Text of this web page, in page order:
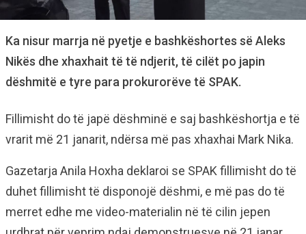
Ka nisur marrja në pyetje e bashkëshortes së Aleks
Nikës dhe xhaxhait të të ndjerit, të cilët po japin
dëshmitë e tyre para prokurorëve të SPAK.
Fillimisht do të japë dëshminë e saj bashkëshortja e të
vrarit më 21 janarit, ndërsa më pas xhaxhai Mark Nika.
Gazetarja Anila Hoxha deklaroi se SPAK fillimisht do të
duhet fillimisht të disponojë dëshmi, e më pas do të
merret edhe me video-materialin në të cilin jepen